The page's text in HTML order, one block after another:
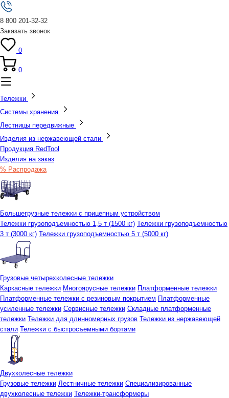
8 800 201-32-32
Заказать звонок
0
0
Тележки
Системы хранения
Лестницы передвижные
Изделия из нержавеющей стали
Продукция RedTool
Изделия на заказ
% Распродажа
Большегрузные тележки с прицепным устройством
Тележки грузоподъемностью 1,5 т (1500 кг) Тележки грузоподъемностью
3 т (3000 кг) Тележки грузоподъемностью 5 т (5000 кг)
Грузовые четырехколесные тележки
Каркасные тележки Многоярусные тележки Платформенные тележки
Платформенные тележки с резиновым покрытием Платформенные
усиленные тележки Сервисные тележки Складные платформенные
тележки Тележки для длинномерных грузов Тележки из нержавеющей
стали Тележки с быстросъемными бортами
Двухколесные тележки
Грузовые тележки Лестничные тележки Специализированные
двухколесные тележки Тележки-трансформеры